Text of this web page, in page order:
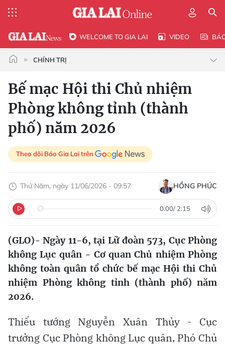
WELCOME TO GIA LAI VIDEO
CHÍNH TRỊ
Bế mạc Hội thi Chủ nhiệm
Phòng không tỉnh (thành
phố) năm 2026
Theo dõi Báo Gia Lai trên
Thứ Năm, ngày 11/06/2026 - 09:57 HỒNG PHÚC
0:00/ 2:15
(GLO)- Ngày 11-6, tại Lữ đoàn 573, Cục Phòng
không Lục quân - Cơ quan Chủ nhiệm Phòng
không toàn quân tổ chức bế mạc Hội thi Chủ
nhiệm Phòng không tỉnh (thành phố) năm
2026.
Thiếu tướng Nguyễn Xuân Thủy - Cục
trưởng Cục Phòng không Lục quân, Phó Chủ